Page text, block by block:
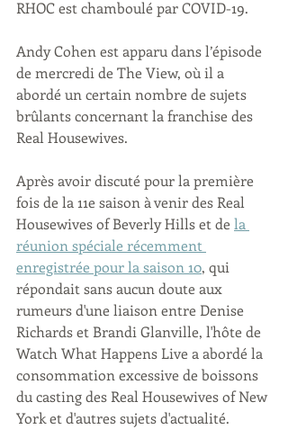
RHOC est chamboulé par COVID-19.
Andy Cohen est apparu dans l’épisode
de mercredi de The View, où il a
abordé un certain nombre de sujets
brûlants concernant la franchise des
Real Housewives.
Après avoir discuté pour la première
fois de la 11e saison à venir des Real
Housewives of Beverly Hills et de la
réunion spéciale récemment
enregistrée pour la saison 10, qui
répondait sans aucun doute aux
rumeurs d'une liaison entre Denise
Richards et Brandi Glanville, l'hôte de
Watch What Happens Live a abordé la
consommation excessive de boissons
du casting des Real Housewives of New
York et d'autres sujets d'actualité.